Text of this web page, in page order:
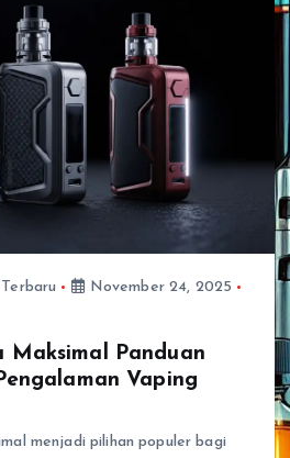
November 24, 2025
Maksimal Panduan
Vaping
menjadi pilihan populer bagi